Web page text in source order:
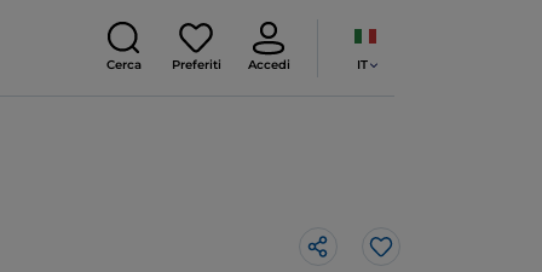
Cerca Preferiti Accedi IT
Like